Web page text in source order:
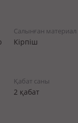
Салынған материал
Кірпіш
Қабат саны
2 қабат